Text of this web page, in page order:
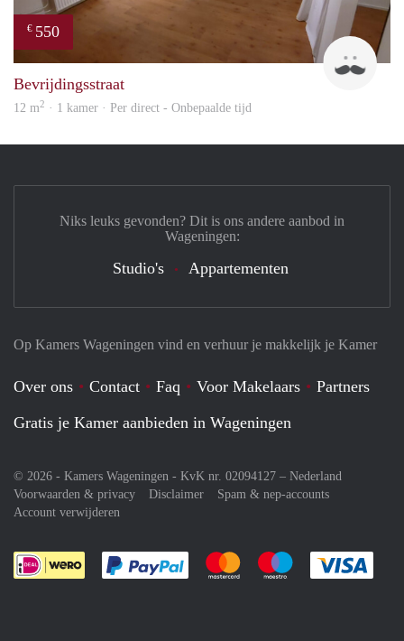
€ 550
Bevrijdingsstraat
12 m2 · 1 kamer · Per direct - Onbepaalde tijd
Op Kamers Wageningen vind en verhuur je makkelijk je Kamer
Over ons Contact Faq Voor Makelaars
Partners
Gratis je Kamer aanbieden in Wageningen
© 2026 - Kamers Wageningen - KvK nr. 02094127 – Nederland
Voorwaarden & privacy
Disclaimer
Spam & nep-accounts
Account verwijderen
Je rekent gemakkelijk af met Paypal
Je rekent gemakkelijk af met
Je rekent
Niks leuks gevonden? Dit is ons andere aanbod in
Wageningen:
Studio's Appartementen